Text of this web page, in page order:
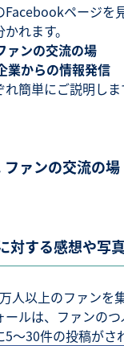
Facebookページを
れます。
ンの交流の場
からの情報発信
簡単にご説明しま
ファンの交流の場
対する感想や写
人以上のファンを
ールは、ファンの
5～30件の投稿がさ